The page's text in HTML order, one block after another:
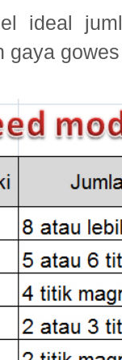
ideal
gaya